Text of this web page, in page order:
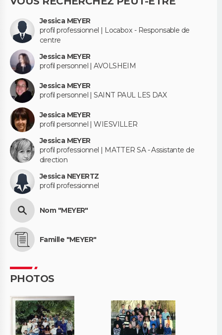
Jessica MEYER
profil professionnel | Locabox - Responsable de
centre
Jessica MEYER
profil personnel | AVOLSHEIM
Jessica MEYER
profil personnel | SAINT PAUL LES DAX
Jessica MEYER
profil personnel | WIESVILLER
Jessica MEYER
profil professionnel | MATTER SA - Assistante de
direction
Jessica NEYERTZ
profil professionnel
Nom "MEYER"
Famille "MEYER"
PHOTOS